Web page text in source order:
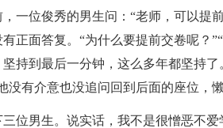
一位俊秀的男生问：“老师，可以提
正面答复。“为什么要提前交卷呢？
持到最后一分钟，这么多年都坚持
没有介意也没追问回到后面的座位，懒
位男生。说实话，我不是很憎恶不